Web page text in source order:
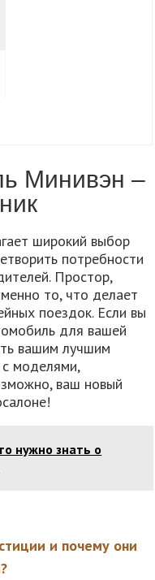
Минивэн –
широкий выбор
потребности
Простор,
то, что делает
поездок. Если вы
для вашей
вашим лучшим
с моделями,
ваш новый
нужно знать о
и почему они